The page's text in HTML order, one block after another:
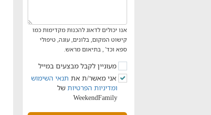
אנו יכולים לדאוג להכנות מקדימות כמו
קישוט המקום, בלונים, עוגה, טיפולי
ספא וכד' , בתיאום מראש.
מעוניין לקבל מבצעים במייל
אני מאשר/ת את תנאי השימוש
ומדיניות הפרטיות של
WeekendFamily